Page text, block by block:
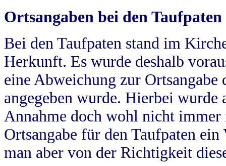
Ortsangaben bei den Taufpaten
Bei den Taufpaten stand im
Herkunft. Es wurde deshalb
eine Abweichung zur
angegeben wurde. Hierbei wurde
Annahme doch wohl nicht
Ortsangabe für den Taufpaten
man aber von der Richtigkeit